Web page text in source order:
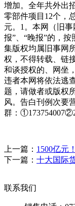
增加。全年共外出
零部件项目12个，
元。1。本网（旧事
报”、“晚报”的，
集版权均属旧事网
权，不得转载、链
和谈授权的、网坐
违者本网将依法逃
题，请做者或版权
风。告白刊例次要
群：
上一篇： 1500亿元
下一篇： 十大国际
联系我们